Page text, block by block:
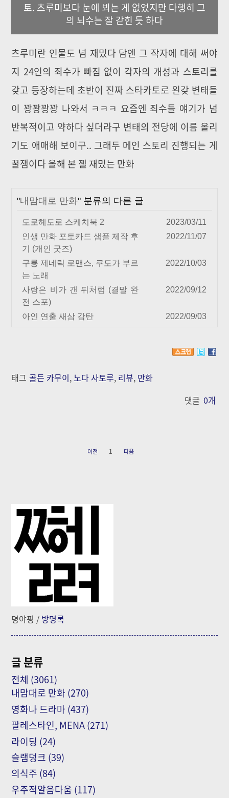
토. 츠루미보다 눈에 뵈는 게 없었지만 다행히 그
의 뇌수는 잘 갇힌 듯 하다
츠루미란 인물도 넘 재밌다 담엔 그 작자에 대해 써야
지 24인의 죄수가 빠짐 없이 각자의 개성과 스토리를
갖고 등장하는데 초반이 진짜 스타카토로 왼갖 변태들
이 꽝꽝꽝꽝 나와서 ㅋㅋㅋ 요즘엔 죄수들 얘기가 넘
반복적이고 약하다 싶더라구 변태의 전당에 이름 올리
기도 애매해 보이구.. 그래두 메인 스토리 진행되는 게
꿀잼이다 올해 본 젤 재밌는 만화
"내맘대로 만화" 분류의 다른 글
도로헤도로 스케치북 2
2023/03/11
인생 만화 포토카드 샘플 제작 후
기 (개인 굿즈)
2022/11/07
구룡 제네릭 로맨스, 쿠도가 부르
는 노래
2022/10/03
사랑은 비가 갠 뒤처럼 (결말 완
전 스포)
2022/09/12
아인 연출 새삼 감탄 2022/09/03
태그 골든 카무이,노다 사토루, 리뷰, 만화
댓글 0개
이전 1 다음
뎡야핑 / 방명록
글 분류
전체 (3061)
내맘대로 만화 (270)
영화나 드라마 (437)
팔레스타인, MENA(271)
라이딩 (24)
슬램덩크 (39)
의식주 (84)
우주적알음다움 (117)